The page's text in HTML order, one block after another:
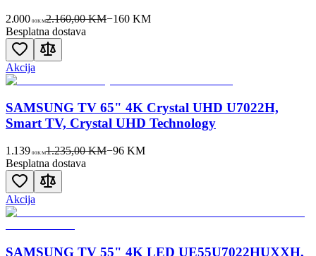
2.000 00KM2.160,00 KM−160KM
Besplatna dostava
Akcija
SAMSUNG TV 65" 4K Crystal UHD U7022H,
Smart TV, Crystal UHD Technology
1.139 00KM1.235,00 KM−96KM
Besplatna dostava
Akcija
SAMSUNG TV 55" 4K LED UE55U7022HUXXH,